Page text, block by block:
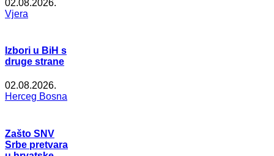
02.08.2026.
Vjera
Izbori u BiH s
druge strane
02.08.2026.
Herceg Bosna
Zašto SNV
Srbe pretvara